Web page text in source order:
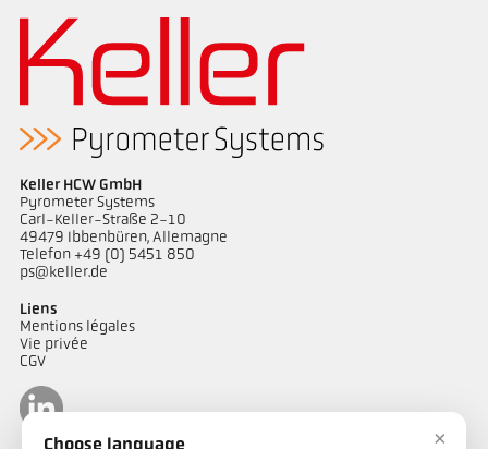
Keller HCW GmbH
Pyrometer Systems
Carl-Keller-Straße 2-10
49479 Ibbenbüren, Allemagne
Telefon +49 (0) 5451 850
ps@keller.de
Liens
Mentions légales
Vie privée
CGV
×